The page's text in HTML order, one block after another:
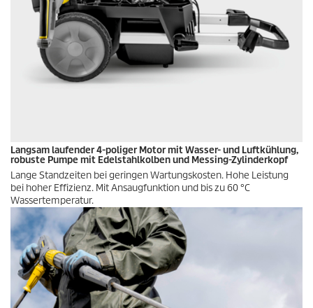
Langsam laufender 4-poliger Motor mit Wasser- und Luftkühlung,
robuste Pumpe mit Edelstahlkolben und Messing-Zylinderkopf
Lange Standzeiten bei geringen Wartungskosten. Hohe Leistung
bei hoher Effizienz. Mit Ansaugfunktion und bis zu 60 °C
Wassertemperatur.